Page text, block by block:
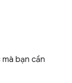
bạn cần